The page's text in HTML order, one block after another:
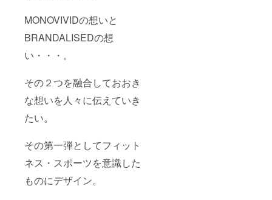
MONOVIVIDの想いと
BRANDALISEDの想
い・・・。
その２つを融合しておおき
な想いを人々に伝えていき
たい。
その第一弾としてフィット
ネス・スポーツを意識した
ものにデザイン。